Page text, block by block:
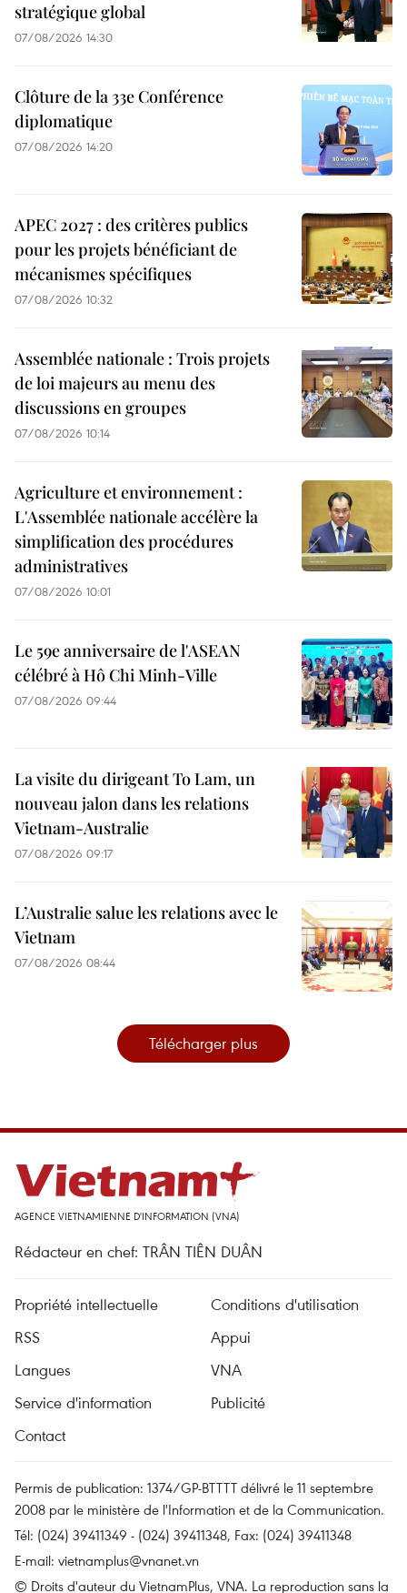
stratégique global
07/08/2026 14:30
Clôture de la 33e Conférence
diplomatique
07/08/2026 14:20
APEC 2027 : des critères publics
pour les projets bénéficiant de
mécanismes spécifiques
07/08/2026 10:32
Assemblée nationale : Trois projets
de loi majeurs au menu des
discussions en groupes
07/08/2026 10:14
Agriculture et environnement :
L'Assemblée nationale accélère la
simplification des procédures
administratives
07/08/2026 10:01
Le 59e anniversaire de l'ASEAN
célébré à Hô Chi Minh-Ville
07/08/2026 09:44
La visite du dirigeant To Lam, un
nouveau jalon dans les relations
Vietnam-Australie
07/08/2026 09:17
L’Australie salue les relations avec le
Vietnam
07/08/2026 08:44
Télécharger plus
AGENCE VIETNAMIENNE D'INFORMATION (VNA)
Rédacteur en chef: TRÂN TIÊN DUÂN
Propriété intellectuelle
Conditions d'utilisation
RSS
Appui
Langues
VNA
Service d'information
Publicité
Contact
Permis de publication: 1374/GP-BTTTT délivré le 11 septembre
2008 par le ministère de l'Information et de la Communication.
Tél: (024) 39411349 - (024) 39411348, Fax: (024) 39411348
E-mail: vietnamplus@vnanet.vn
© Droits d'auteur du VietnamPlus, VNA. La reproduction sans la